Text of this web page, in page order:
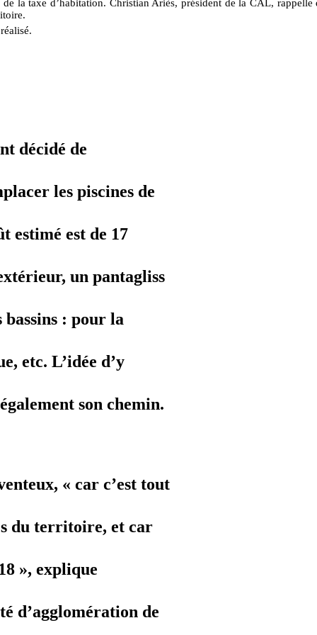
la taxe d’habitation. Christian Ariès, président de la CAL,
décidé de
les piscines de
estimé est de 17
un pantagliss
: pour la
etc. L’idée d’y
son chemin.
« car c’est tout
du territoire, et car
», explique
d’agglomération de